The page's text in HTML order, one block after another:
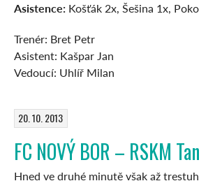
Asistence: Košťák 2x, Šešina 1x,
Trenér: Bret Petr
Asistent: Kašpar Jan
Vedoucí: Uhlíř Milan
20. 10. 2013
FC NOVÝ BOR – RSKM
Hned ve druhé minutě však až